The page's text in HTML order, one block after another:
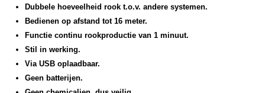
Dubbele hoeveelheid rook t.o.v. andere systemen.
Bedienen op afstand tot 16 meter.
Functie continu rookproductie van 1 minuut.
Stil in werking.
Via USB oplaadbaar.
Geen batterijen.